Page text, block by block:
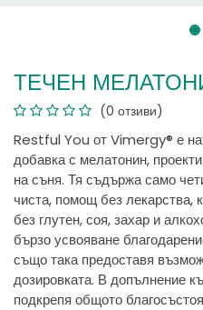
ТЕЧЕН
(0 отзиви)
Restful You от Vimergy® е
добавка с мелатонин,
на съня. Тя съдържа само
чиста, помощ без лекарства,
без глутен, соя, захар и
бързо усвояване
също така предоставя
дозировката. В допълнение
подкрепя общото